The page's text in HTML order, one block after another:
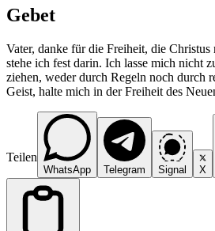
Gebet
Vater, danke für die Freiheit, die Christus
stehe ich fest darin. Ich lasse mich nicht
ziehen, weder durch Regeln noch durch
Geist, halte mich in der Freiheit des
Teilen
WhatsApp Telegram Signal X